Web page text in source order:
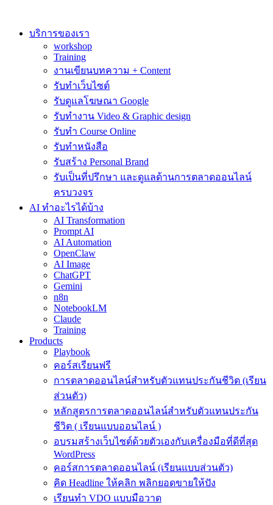
contentบริการของเรา
workshop
Training
งานเขียนบทความ + Content
รับทำเว็บไซต์
รับดูแลโฆษณา Google
รับทำงาน Video & Graphic design
รับทำ Course Online
รับทำหนังสือ
รับสร้าง Personal Brand
รับเป็นที่ปรึกษา และดูแลด้านการตลาดออนไลน์
ครบวงจร
AI ทำอะไรได้บ้าง
AI Transformation
Prompt AI
AI Automation
OpenClaw
AI Image
ChatGPT
Gemini
n8n
NotebookLM
Claude
Training
Products
Playbook
คอร์สเรียนฟรี
การตลาดออนไลน์สำหรับตัวแทนประกันชีวิต (เรียน
ส่วนตัว)
หลักสูตรการตลาดออนไลน์สำหรับตัวแทนประกัน
ชีวิต ( เรียนแบบออนไลน์ )
อบรมสร้างเว็บไซต์ด้วยตัวเองกับเครื่องมือที่ดีที่สุด
WordPress
คอร์สการตลาดออนไลน์ (เรียนแบบส่วนตัว)
คิด Headline ให้คลิก พลิกยอดขายให้ปัง
เรียนทำ VDO แบบมือวาด